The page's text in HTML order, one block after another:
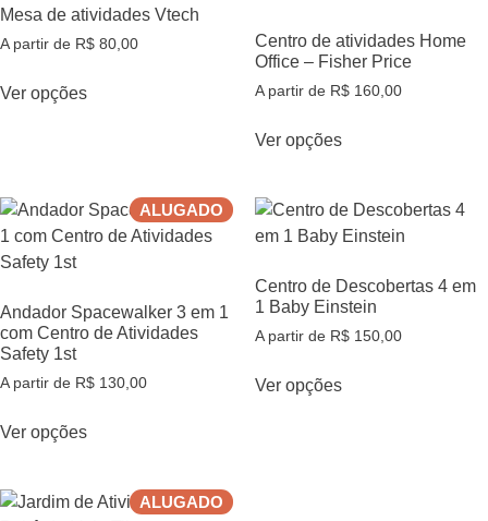
Mesa de atividades Vtech
A partir de R$ 80,00
Ver opções
Centro de atividades Home
Office – Fisher Price
A partir de R$ 160,00
Ver opções
ALUGADO
Andador Spacewalker 3 em 1
com Centro de Atividades
Safety 1st
A partir de R$ 130,00
Ver opções
Centro de Descobertas 4 em
1 Baby Einstein
A partir de R$ 150,00
Ver opções
ALUGADO